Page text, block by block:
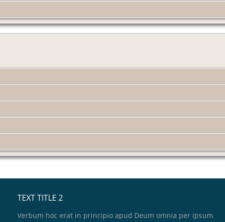
TEXT TITLE 2
Verbum hoc erat in principio apud Deum omnia per ipsum